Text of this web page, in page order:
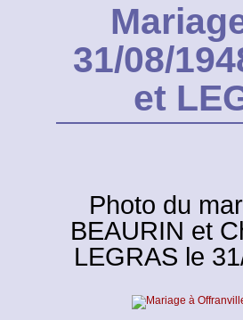
31/08/
et
Photo du
BEAURIN et
LEGRAS le